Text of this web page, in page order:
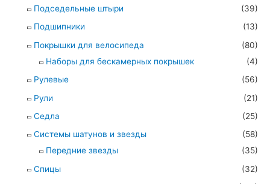
Подседельные штыри
(39)
Подшипники
(13)
Покрышки для велосипеда
(80)
Наборы для бескамерных покрышек
(4)
Рулевые
(56)
Рули
(21)
Седла
(25)
Системы шатунов и звезды
(58)
Передние звезды
(35)
Спицы
(32)